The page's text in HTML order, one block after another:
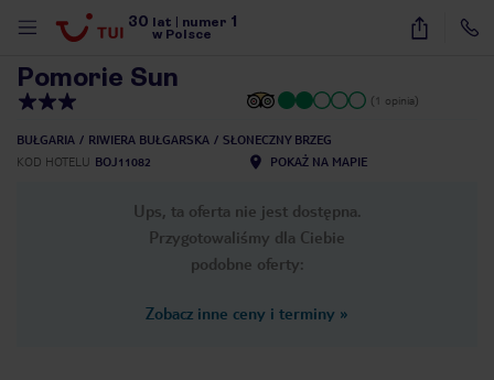
30 lat numer 1
w Polsce
6
Pomorie Sun
(1 opinia)
BUŁGARIA RIWIERA BUŁGARSKA
SŁONECZNY BRZEG
KOD HOTELU BOJ11082 POKAŻ NA MAPIE
Ups, ta oferta nie jest dostępna.
Przygotowaliśmy dla Ciebie
podobne oferty:
Zobacz inne ceny i terminy »